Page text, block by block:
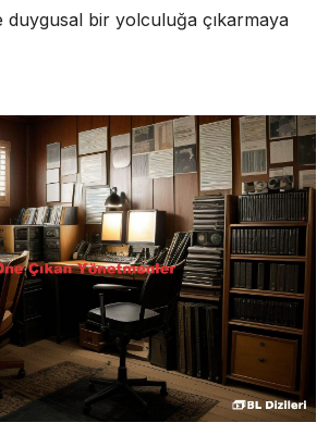
duygusal bir yolculuğa çıkarmaya